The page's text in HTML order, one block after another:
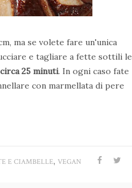
ma se volete fare un'unica
e tagliare a fette sottili le
25 minuti. In ogni caso fate
con marmellata di pere
E CIAMBELLE, VEGAN